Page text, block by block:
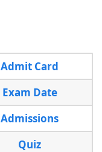
Admit Card
Exam Date
Admissions
Quiz